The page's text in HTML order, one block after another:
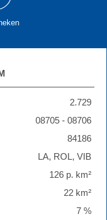
2.729
08705 - 08706
84186
LA, ROL, VIB
126 p. km²
22 km²
7 %